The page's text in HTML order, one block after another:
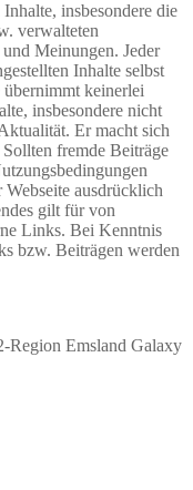
insbesondere die
verwalteten
Meinungen. Jeder
Inhalte selbst
keinerlei
insbesondere nicht
Er macht sich
fremde Beiträge
ausdrücklich
gilt für von
Links. Bei Kenntnis
bzw. Beiträgen werden